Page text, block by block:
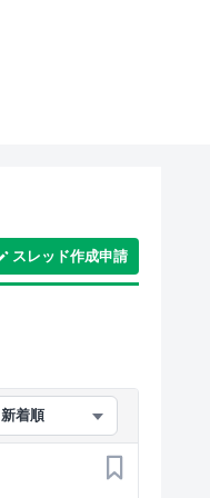
スレッド作成申請
新着順
お気に入り